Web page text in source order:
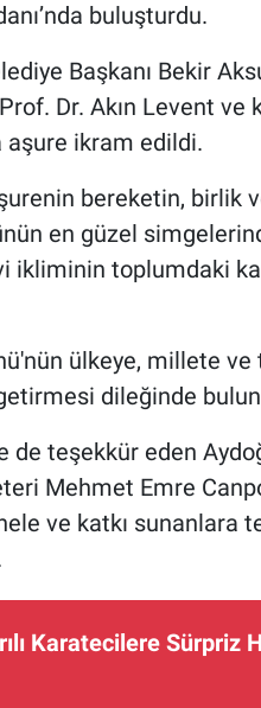
buluşturdu.
Başkanı Bekir
Dr. Akın Levent ve
aşure ikram edildi.
bereketin, birlik
en güzel
ikliminin toplumdaki
ülkeye, millete ve
dileğinde
de teşekkür eden
Mehmet Emre
ve katkı sunanlara
Karatecilere Sürpriz